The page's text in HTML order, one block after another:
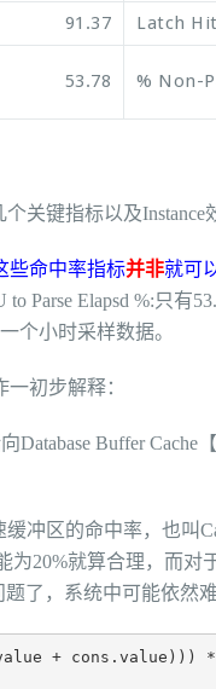
91.37 Latch
53.78 % Non-
键指标以及Instance
些命中率指标并非就可
Parse Elapsd %:只有
个小时采样数据。
初步解释：
Database Buffer
缓冲区的命中率，也叫
为20%就算合理，而对
了，系统中可能依然
/